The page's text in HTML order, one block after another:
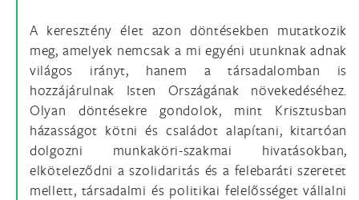
A keresztény élet azon döntésekben mutatkozik
meg, amelyek nemcsak a mi egyéni utunknak adnak
világos irányt, hanem a társadalomban is
hozzájárulnak Isten Országának növekedéséhez.
Olyan döntésekre gondolok, mint Krisztusban
házasságot kötni és családot alapítani, kitartóan
dolgozni munkaköri-szakmai hivatásokban,
elköteleződni a szolidaritás és a felebaráti szeretet
mellett, társadalmi és politikai felelősséget vállalni